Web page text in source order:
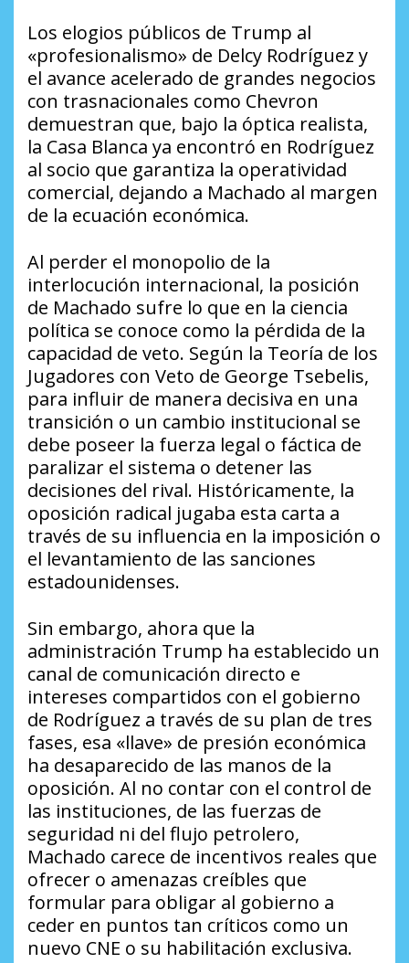
Los elogios públicos de Trump al
«profesionalismo» de Delcy Rodríguez y
el avance acelerado de grandes negocios
con trasnacionales como Chevron
demuestran que, bajo la óptica realista,
la Casa Blanca ya encontró en Rodríguez
al socio que garantiza la operatividad
comercial, dejando a Machado al margen
de la ecuación económica.
Al perder el monopolio de la
interlocución internacional, la posición
de Machado sufre lo que en la ciencia
política se conoce como la pérdida de la
capacidad de veto. Según la Teoría de los
Jugadores con Veto de George Tsebelis,
para influir de manera decisiva en una
transición o un cambio institucional se
debe poseer la fuerza legal o fáctica de
paralizar el sistema o detener las
decisiones del rival. Históricamente, la
oposición radical jugaba esta carta a
través de su influencia en la imposición o
el levantamiento de las sanciones
estadounidenses.
Sin embargo, ahora que la
administración Trump ha establecido un
canal de comunicación directo e
intereses compartidos con el gobierno
de Rodríguez a través de su plan de tres
fases, esa «llave» de presión económica
ha desaparecido de las manos de la
oposición. Al no contar con el control de
las instituciones, de las fuerzas de
seguridad ni del flujo petrolero,
Machado carece de incentivos reales que
ofrecer o amenazas creíbles que
formular para obligar al gobierno a
ceder en puntos tan críticos como un
nuevo CNE o su habilitación exclusiva.